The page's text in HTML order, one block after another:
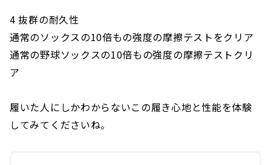
4 抜群の耐久性
通常のソックスの10倍もの強度の摩擦テストをクリア
通常の野球ソックスの10倍もの強度の摩擦テストクリ
ア
履いた人にしかわからないこの履き心地と性能を体験
してみてくださいね。